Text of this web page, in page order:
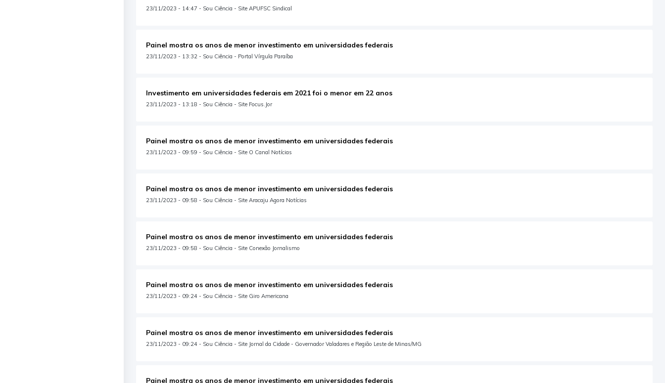
23/11/2023 - 14:47 - Sou Ciência - Site APUFSC Sindical
Painel mostra os anos de menor investimento em universidades federais
23/11/2023 - 13:32 - Sou Ciência - Portal Vírgula Paraíba
Investimento em universidades federais em 2021 foi o menor em 22 anos
23/11/2023 - 13:18 - Sou Ciência - Site Focus.Jor
Painel mostra os anos de menor investimento em universidades federais
23/11/2023 - 09:59 - Sou Ciência - Site O Canal Notícias
Painel mostra os anos de menor investimento em universidades federais
23/11/2023 - 09:58 - Sou Ciência - Site Aracaju Agora Notícias
Painel mostra os anos de menor investimento em universidades federais
23/11/2023 - 09:58 - Sou Ciência - Site Conexão Jornalismo
Painel mostra os anos de menor investimento em universidades federais
23/11/2023 - 09:24 - Sou Ciência - Site Giro Americana
Painel mostra os anos de menor investimento em universidades federais
23/11/2023 - 09:24 - Sou Ciência - Site Jornal da Cidade - Governador Valadares e Região Leste de Minas/MG
Painel mostra os anos de menor investimento em universidades federais